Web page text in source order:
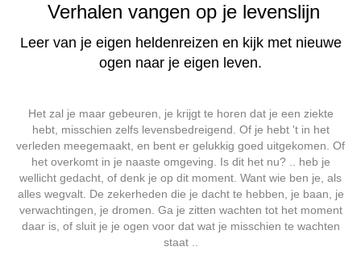
Verhalen vangen op je levenslijn
Leer van je eigen heldenreizen en kijk met nieuwe
ogen naar je eigen leven.
Het zal je maar gebeuren, je krijgt te horen dat je een ziekte
hebt, misschien zelfs levensbedreigend. Of je hebt 't in het
verleden meegemaakt, en bent er gelukkig goed uitgekomen. Of
het overkomt in je naaste omgeving. Is dit het nu? .. heb je
wellicht gedacht, of denk je op dit moment. Want wie ben je, als
alles wegvalt. De zekerheden die je dacht te hebben, je baan, je
verwachtingen, je dromen. Ga je zitten wachten tot het moment
daar is, of sluit je je ogen voor dat wat je misschien te wachten
staat ..